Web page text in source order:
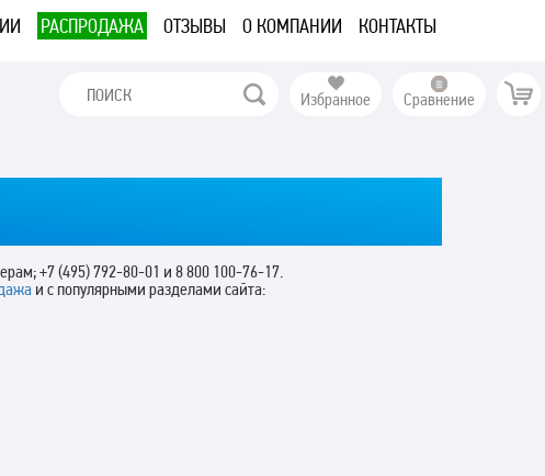
РАСПРОДАЖА ОТЗЫВЫ О КОМПАНИИ КОНТАКТЫ
Избранное Сравнение
+7 (495) 792-80-01 и 8 800 100-76-17.
и с популярными разделами сайта: